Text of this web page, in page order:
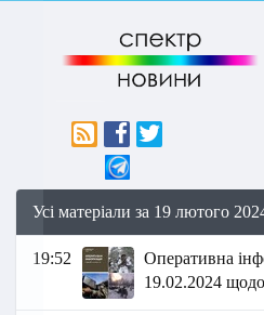
Усі матеріали за 19 лютого
19:52
Оперативна
19.02.2024